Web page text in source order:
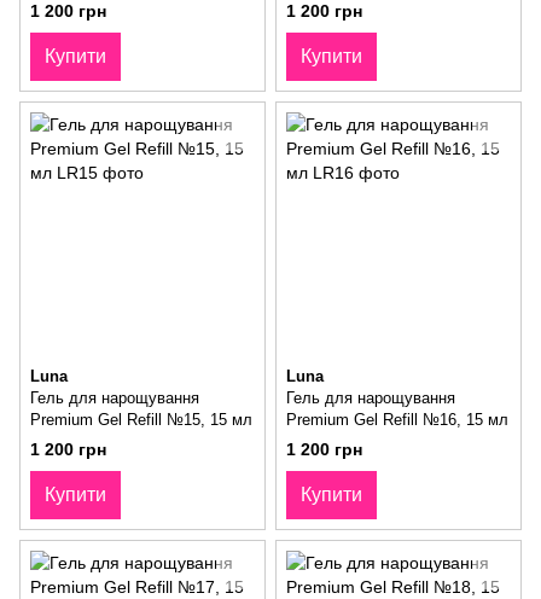
1 200 грн
Купити
1 200 грн
Купити
Luna
Гель для нарощування
Premium Gel Refill №15, 15 мл
1 200 грн
Купити
Luna
Гель для нарощування
Premium Gel Refill №16, 15 мл
1 200 грн
Купити